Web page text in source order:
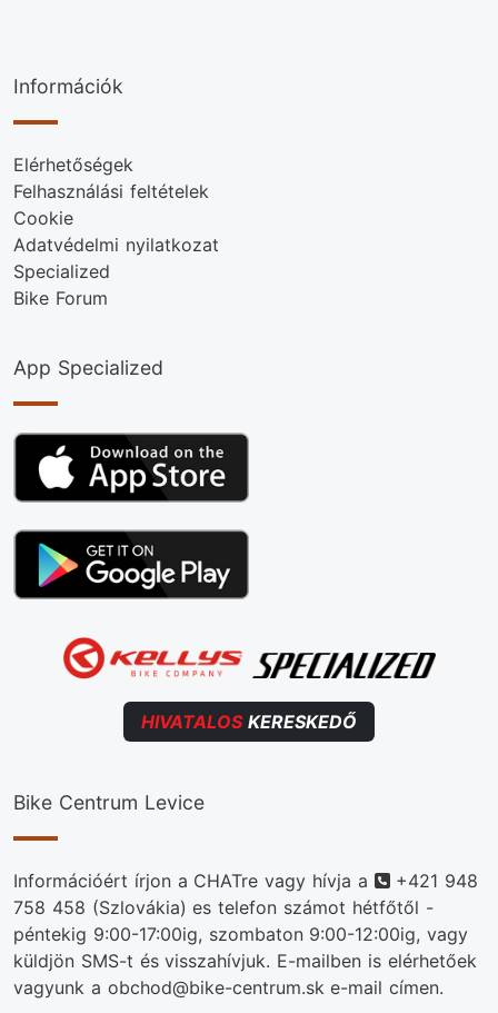
Információk
Elérhetőségek
Felhasználási feltételek
Cookie
Adatvédelmi nyilatkozat
Specialized
Bike Forum
App Specialized
HIVATALOSKERESKEDŐ
Bike Centrum Levice
Információért írjon a CHATre vagy hívja a Telefonszám
+421 948
758 458 (Szlovákia) es telefon számot hétfőtől -
péntekig 9:00-17:00ig, szombaton 9:00-12:00ig, vagy
küldjön SMS-t és visszahívjuk. E-mailben is elérhetőek
vagyunk a obchod@bike-centrum.sk e-mail címen.